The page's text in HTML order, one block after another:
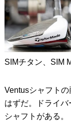
SIMチタン、SIM
Ventusシャフト
はずだ。ドライ
シャフトがある。